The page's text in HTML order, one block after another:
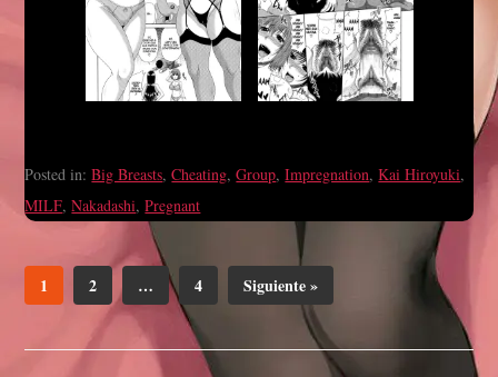
Posted in:Big Breasts,Cheating,Group,Impregnation,Kai Hiroyuki,
MILF,Nakadashi,Pregnant
1 2 … 4 Siguiente »